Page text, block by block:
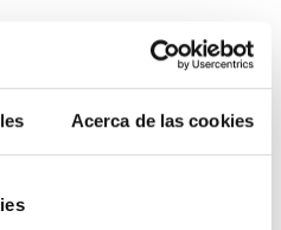
Acerca de las cookies